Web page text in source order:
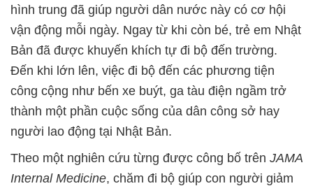
hình trung đã giúp người dân nước này có cơ hội
vận động mỗi ngày. Ngay từ khi còn bé, trẻ em Nhật
Bản đã được khuyến khích tự đi bộ đến trường.
Đến khi lớn lên, việc đi bộ đến các phương tiện
công cộng như bến xe buýt, ga tàu điện ngầm trở
thành một phần cuộc sống của dân công sở hay
người lao động tại Nhật Bản.
Theo một nghiên cứu từng được công bố trên JAMA
Internal Medicine, chăm đi bộ giúp con người giảm